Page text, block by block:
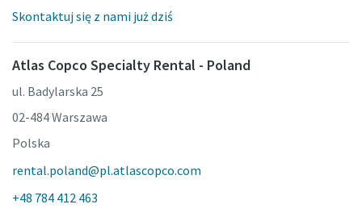
Skontaktuj się z nami już dziś
Atlas Copco Specialty Rental - Poland
ul. Badylarska 25
02-484 Warszawa
Polska
rental.poland@pl.atlascopco.com
+48 784 412 463